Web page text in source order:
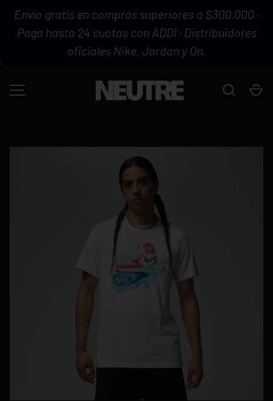
IR AL CONTENIDO
Envío gratis en compras superiores a $300.000 ·
Paga hasta 24 cuotas con ADDI · Distribuidores
oficiales Nike, Jordan y On.
Buscar